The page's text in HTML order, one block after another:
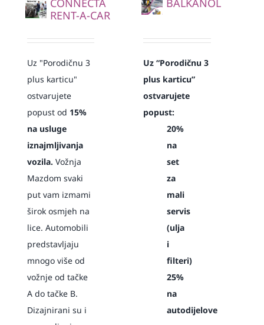
RENT-A-CAR
Uz "Porodičnu 3
plus karticu"
ostvarujete
popust od 15%
na usluge
iznajmljivanja
vozila. Vožnja
Mazdom svaki
put vam izmami
širok osmjeh na
lice. Automobili
predstavljaju
mnogo više od
vožnje od tačke
A do tačke B.
Dizajnirani su i
Uz “Porodičnu 3
plus karticu”
ostvarujete
popust:
20%
na
set
za
mali
servis
(ulja
i
filteri)
25%
na
autodijelove